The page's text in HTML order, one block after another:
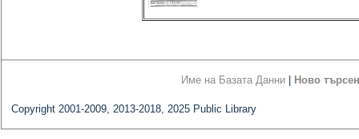
Име на Базата Данни Ново
Copyright 2001-2009, 2013-2018, 2025 Public Library